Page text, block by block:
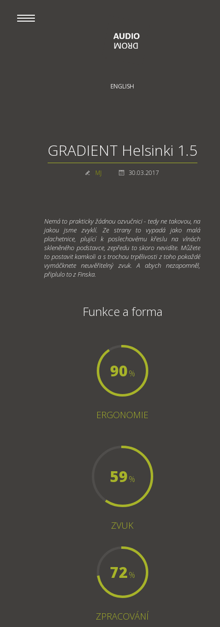
ENGLISH
GRADIENT Helsinki 1.5
MJ 30.03.2017
Nemá to prakticky žádnou ozvučnici - tedy ne takovou, na
jakou jsme zvyklí. Ze strany to vypadá jako malá
plachetnice, plující k poslechovému křeslu na vlnách
skleněného podstavce, zepředu to skoro nevidíte. Můžete
to postavit kamkoli a s trochou trpělivosti z toho pokaždé
vymáčknete neuvěřitelný zvuk. A abych nezapomněl,
připlulo to z Finska.
Funkce a forma
90%
ERGONOMIE
59%
ZVUK
72%
ZPRACOVÁNÍ